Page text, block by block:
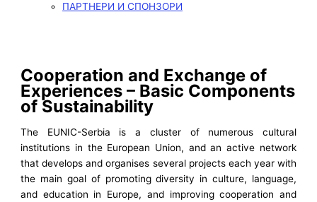
ПАРТНЕРИ И СПОНЗОРИ
Cooperation and Exchange of
Experiences – Basic Components
of Sustainability
The EUNIC-Serbia is a cluster of numerous cultural
institutions in the European Union, and an active network
that develops and organises several projects each year with
the main goal of promoting diversity in culture, language,
and education in Europe, and improving cooperation and